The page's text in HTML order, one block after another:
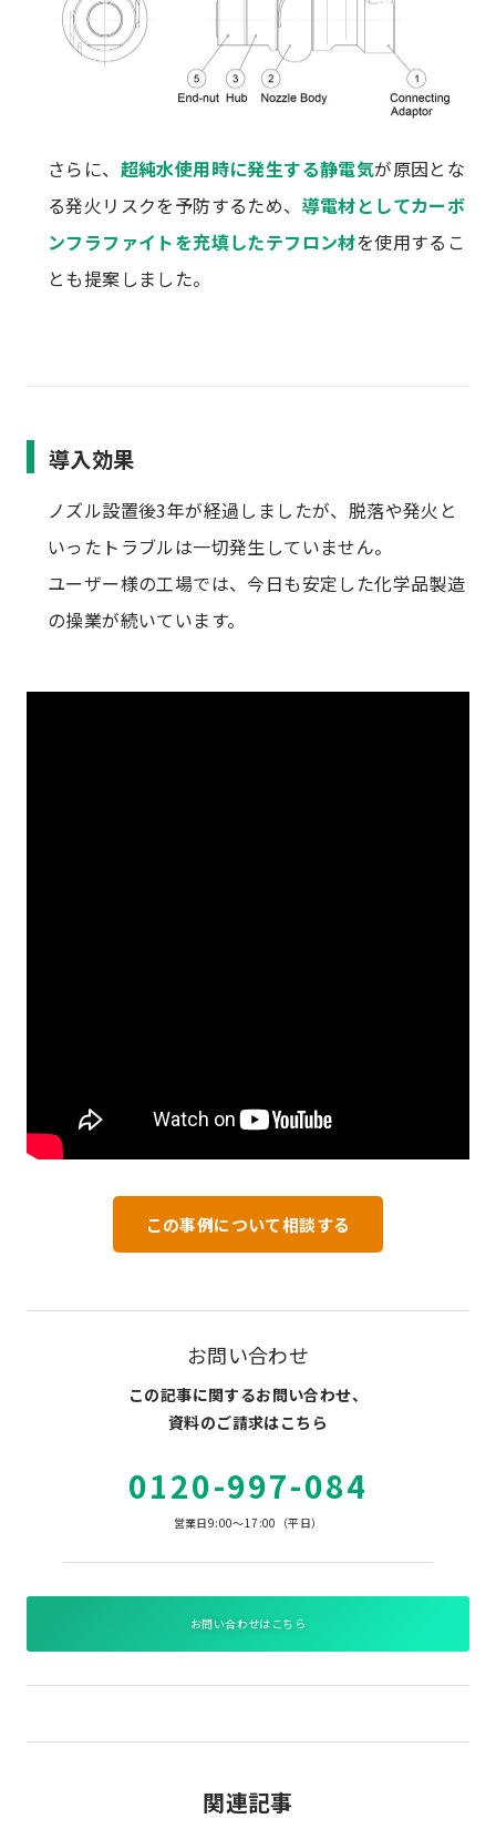
さらに、 超純水使用時に発生する静電気が原因とな
る発火リスクを予防するため、 導電材としてカーボ
ンフラファイトを充填したテフロン材を使用するこ
とも提案しました。
導入効果
ノズル設置後3年が経過しましたが、脱落や発火と
いったトラブルは一切発生していません。
ユーザー様の工場では、今日も安定した化学品製造
の操業が続いています。
この事例について相談する
お問い合わせ
この記事に関するお問い合わせ、
資料のご請求はこちら
0120-997-084
営業日9:00～17:00（平日）
お問い合わせはこちら
関連記事